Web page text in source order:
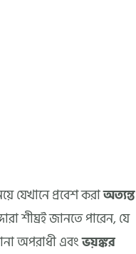
যেখানে প্রবেশ করাঅত্যন্ত
শীঘ্রই জানতে পারেন, যে
অপরাধী এবংভয়ঙ্কর